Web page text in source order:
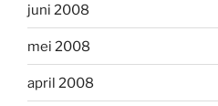
juni 2008
mei 2008
april 2008